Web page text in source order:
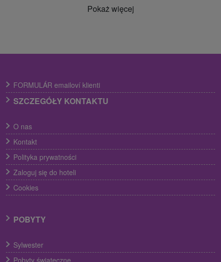
Pokaż więcej
FORMULÁR emailoví klienti
SZCZEGÓŁY KONTAKTU
O nas
Kontakt
Polityka prywatności
Zaloguj się do hoteli
Cookies
POBYTY
Sylwester